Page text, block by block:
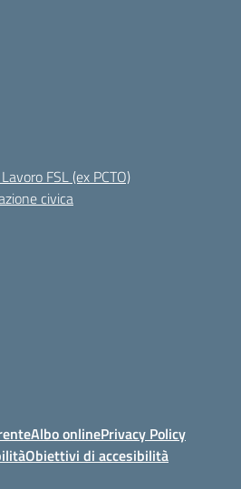
FSL (ex PCTO)
civica
Albo onlinePrivacy Policy
Obiettivi di accesibilità